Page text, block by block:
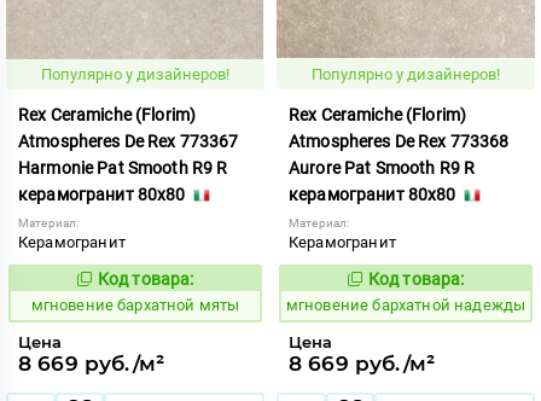
Популярно у дизайнеров!
Rex Ceramiche (Florim)
Atmospheres De Rex 773367
Harmonie Pat Smooth R9 R
керамогранит 80x80
Материал:
Керамогранит
937931
Код товара:
мгновение бархатной мяты
Цена
8 669 руб./м²
Популярно у дизайнеров!
Rex Ceramiche (Florim)
Atmospheres De Rex 773368
Aurore Pat Smooth R9 R
керамогранит 80x80
Материал:
Керамогранит
937932
Код товара:
мгновение бархатной надежды
Цена
8 669 руб./м²